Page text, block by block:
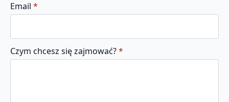
Email *
Czym chcesz się zajmować?*